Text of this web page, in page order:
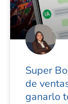
Super
de
ganarlo